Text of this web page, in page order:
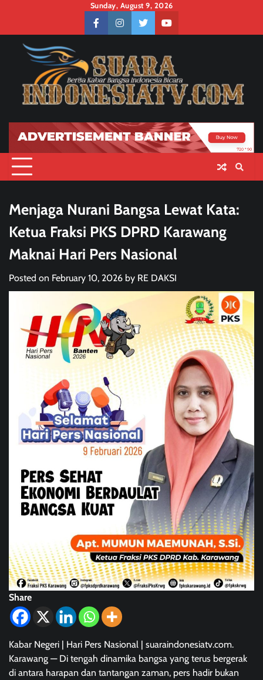
content
Sunday, August 9, 2026
facebookinstagramtwitteryoutube
Menjaga Nurani Bangsa Lewat Kata:
Ketua Fraksi PKS DPRD Karawang
Maknai Hari Pers Nasional
Posted on February 10, 2026 by RE DAKSI
Share
Kabar Negeri | Hari Pers Nasional | suaraindonesiatv.com.
Karawang — Di tengah dinamika bangsa yang terus bergerak
di antara harapan dan tantangan zaman, pers hadir bukan